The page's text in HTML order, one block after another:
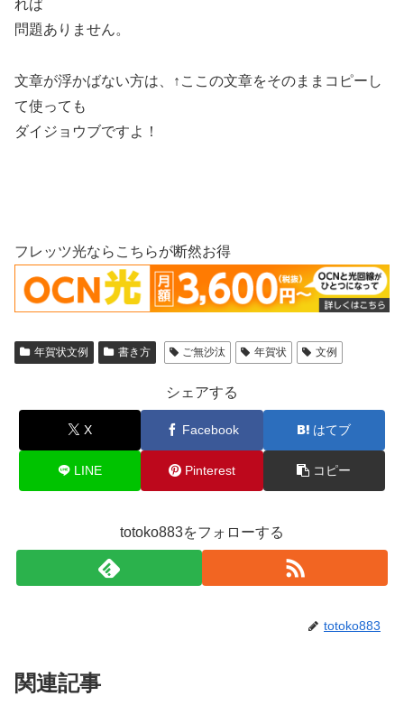
れば
問題ありません。
文章が浮かばない方は、↑ここの文章をそのままコピーし
て使っても
ダイジョウブですよ！
フレッツ光ならこちらが断然お得
年賀状文例 書き方 ご無沙汰 年賀状 文例
シェアする
X Facebook はてブ
LINE Pinterest コピー
totoko883をフォローする
totoko883
関連記事